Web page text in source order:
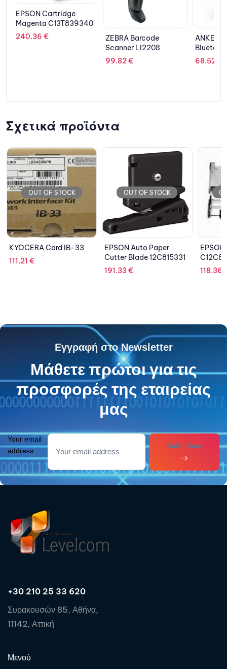
ZEBRA Barcode
ANKER Soundcore
Bluetooth Earphones
TWS Liberty AIR 2
68.52
TP-
Σχετικά προϊόντα
33
OUT OF STOCK
EPSON Auto Paper
Cutter Blade 12C815331
OUT OF STOCK
EPSON Tractor Unit
C12C800212
118.36
Εγγραφή στο Newsletter
Μάθετε πρώτοι για τις
προσφορές της εταιρείας
μας
Your email
address
Subcribes
+30 210 25 33 620
Συρακουσών 85, Αθήνα,
11142, Αττική
Μενού